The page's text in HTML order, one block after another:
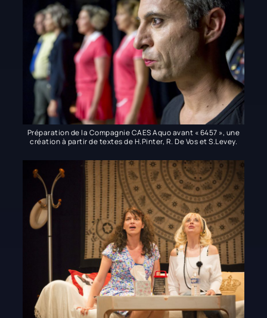
Préparation de la Compagnie CAES Aquo avant « 6457 », une
création à partir de textes de H.Pinter, R. De Vos et S.Levey.